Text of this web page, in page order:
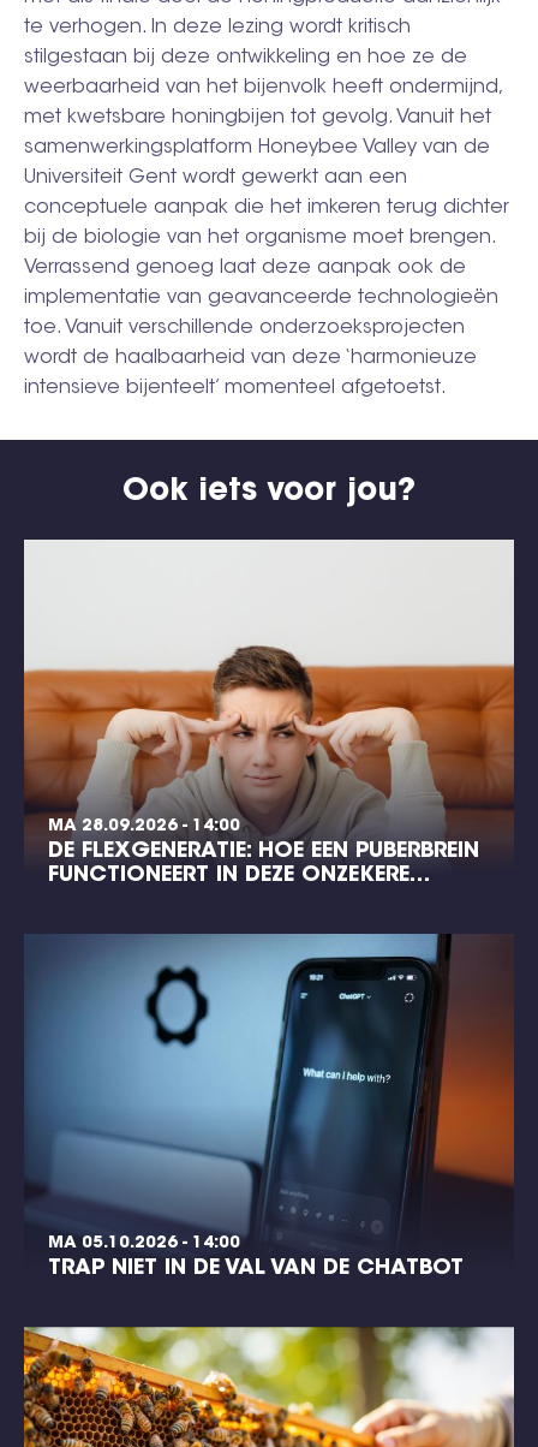
te verhogen. In deze lezing wordt kritisch
stilgestaan bij deze ontwikkeling en hoe ze de
weerbaarheid van het bijenvolk heeft ondermijnd,
met kwetsbare honingbijen tot gevolg. Vanuit het
samenwerkingsplatform Honeybee Valley van de
Universiteit Gent wordt gewerkt aan een
conceptuele aanpak die het imkeren terug dichter
bij de biologie van het organisme moet brengen.
Verrassend genoeg laat deze aanpak ook de
implementatie van geavanceerde technologieën
toe. Vanuit verschillende onderzoeksprojecten
wordt de haalbaarheid van deze ‘harmonieuze
intensieve bijenteelt’ momenteel afgetoetst.
Ook iets voor jou?
MA 28.09.2026 - 14:00
DE FLEXGENERATIE: HOE EEN PUBERBREIN
FUNCTIONEERT IN DEZE ONZEKERE…
MA 05.10.2026 - 14:00
TRAP NIET IN DE VAL VAN DE CHATBOT